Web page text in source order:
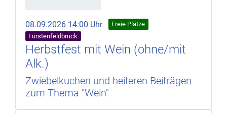
08.09.2026 14:00 Uhr
Freie Plätze
Fürstenfeldbruck
Herbstfest mit Wein (ohne/mit
Alk.)
Zwiebelkuchen und heiteren Beiträgen
zum Thema "Wein"